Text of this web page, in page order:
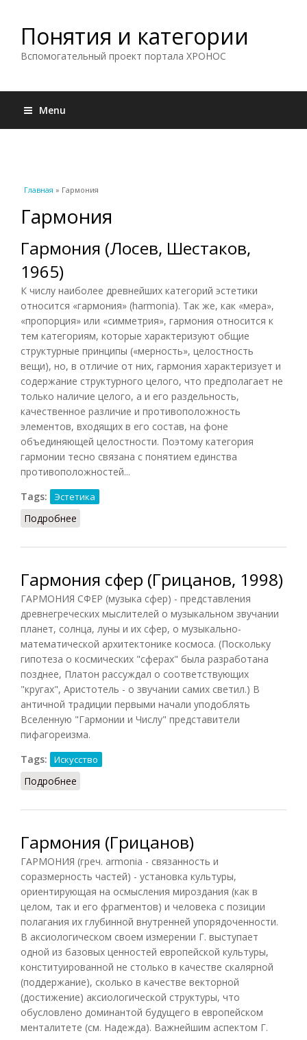
Понятия и категории
Вспомогательный проект портала ХРОНОС
Menu
Вы здесь
Главная » Гармония
Гармония
Гармония (Лосев, Шестаков,
1965)
К числу наиболее древнейших категорий эстетики
относится «гармония» (harmonia). Так же, как «мера»,
«пропорция» или «симметрия», гармония относится к
тем категориям, которые характеризуют общие
структурные принципы («мерность», целостность
вещи), но, в отличие от них, гармония характеризует и
содержание структурного целого, что предполагает не
только наличие целого, а и его раздельность,
качественное различие и противоположность
элементов, входящих в его состав, на фоне
объединяющей целостности. Поэтому категория
гармонии тесно связана с понятием единства
противоположностей...
Tags:
Эстетика
Подробнее
Гармония сфер (Грицанов, 1998)
ГАРМОНИЯ СФЕР (музыка сфер) - представления
древнегреческих мыслителей о музыкальном звучании
планет, солнца, луны и их сфер, о музыкально-
математической архитектонике космоса. (Поскольку
гипотеза о космических "сферах" была разработана
позднее, Платон рассуждал о соответствующих
"кругах", Аристотель - о звучании самих светил.) В
античной традиции первыми начали уподоблять
Вселенную "Гармонии и Числу" представители
пифагореизма.
Tags:
Искусство
Подробнее
Гармония (Грицанов)
ГАРМОНИЯ (греч. armonia - связанность и
соразмерность частей) - установка культуры,
ориентирующая на осмысления мироздания (как в
целом, так и его фрагментов) и человека с позиции
полагания их глубинной внутренней упорядоченности.
В аксиологическом своем измерении Г. выступает
одной из базовых ценностей европейской культуры,
конституированной не столько в качестве скалярной
(поддержание), сколько в качестве векторной
(достижение) аксиологической структуры, что
обусловлено доминантой будущего в европейском
менталитете (см. Надежда). Важнейшим аспектом Г.